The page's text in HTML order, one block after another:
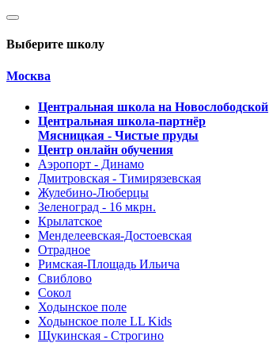
Выберите школу
Москва
Центральная школа на Новослободской
Центральная школа-партнёр
Мясницкая - Чистые пруды
Центр онлайн обучения
Аэропорт - Динамо
Дмитровская - Тимирязевская
Жулебино-Люберцы
Зеленоград - 16 мкрн.
Крылатское
Менделеевская-Достоевская
Отрадное
Римская-Площадь Ильича
Свиблово
Сокол
Ходынское поле
Ходынское поле LL Kids
Щукинская - Строгино